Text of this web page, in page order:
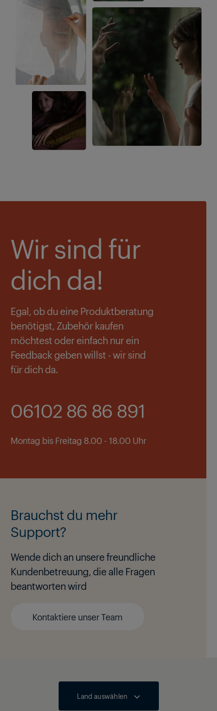
Wir sind für
dich da!
Egal, ob du eine Produktberatung
benötigst, Zubehör kaufen
möchtest oder einfach nur ein
Feedback geben willst - wir sind
für dich da.
06102 86 86 891
Montag bis Freitag 8.00 - 18.00 Uhr
Brauchst du mehr
Support?
Wende dich an unsere freundliche
Kundenbetreuung, die alle Fragen
beantworten wird
Kontaktiere unser Team
Land auswählen